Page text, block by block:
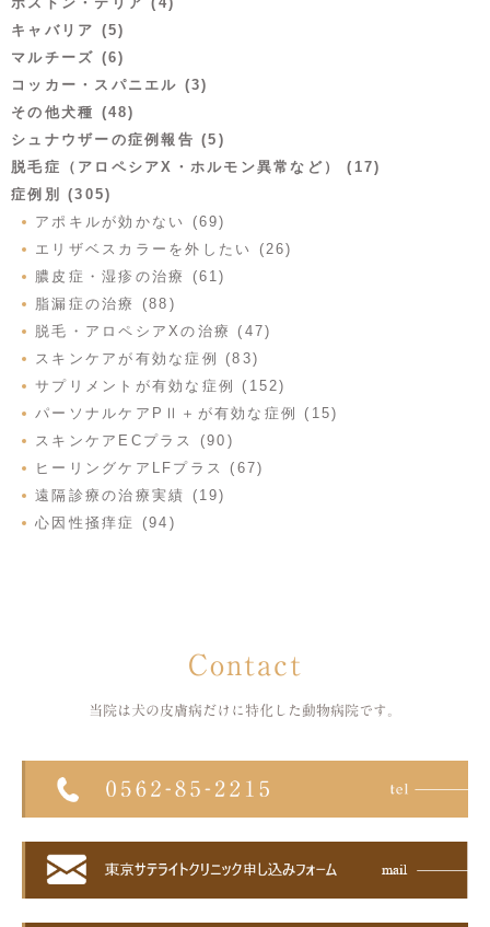
キャバリア (5)
マルチーズ (6)
コッカー・スパニエル (3)
その他犬種 (48)
シュナウザーの症例報告 (5)
脱毛症（アロペシアX・ホルモン異常など） (17)
症例別 (305)
アポキルが効かない (69)
エリザベスカラーを外したい (26)
膿皮症・湿疹の治療 (61)
脂漏症の治療 (88)
脱毛・アロペシアXの治療 (47)
スキンケアが有効な症例 (83)
サプリメントが有効な症例 (152)
パーソナルケアPⅡ＋が有効な症例 (15)
スキンケアECプラス (90)
ヒーリングケアLFプラス (67)
遠隔診療の治療実績 (19)
心因性掻痒症 (94)
Contact
当院は犬の皮膚病だけに特化した 動物病院です。